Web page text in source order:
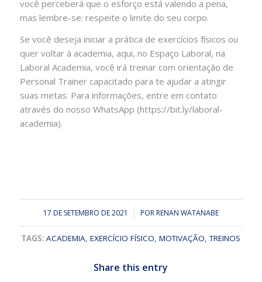
você perceberá que o esforço está valendo a pena,
mas lembre-se: respeite o limite do seu corpo.
Se você deseja iniciar a prática de exercícios físicos ou
quer voltar à academia, aqui, no Espaço Laboral, na
Laboral Academia, você irá treinar com orientação de
Personal Trainer capacitado para te ajudar a atingir
suas metas. Para informações, entre em contato
através do nosso WhatsApp (https://bit.ly/laboral-
academia).
17 DE SETEMBRO DE 2021
/ PORRENAN WATANABE
TAGS: ACADEMIA,EXERCÍCIO FÍSICO,MOTIVAÇÃO,TREINOS
Share this entry